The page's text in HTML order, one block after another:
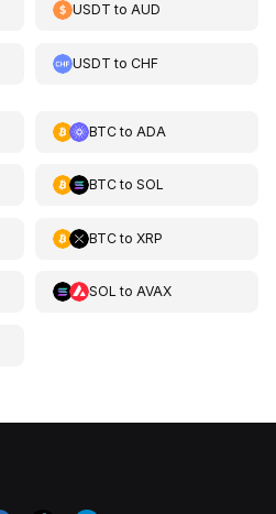
USDT toAUD
USDT toCHF
BTCto ADA
BTCto SOL
BTCto XRP
SOL to AVAX